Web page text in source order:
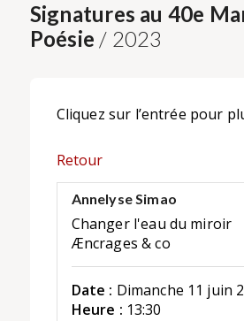
Signatures au 40e
Poésie / 2023
Cliquez sur l’entrée pour
Retour
Annelyse Simao
Changer l'eau du miroir
Æncrages & co
Date : Dimanche 11 juin
Heure : 13:30